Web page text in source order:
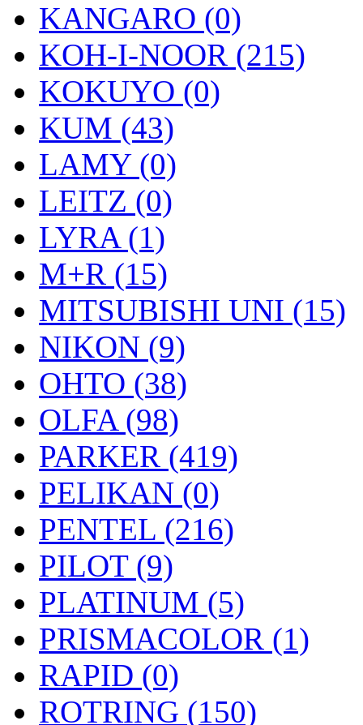
KANGARO (0)
KOH-I-NOOR (215)
KOKUYO (0)
KUM (43)
LAMY (0)
LEITZ (0)
LYRA (1)
M+R (15)
MITSUBISHI UNI (15)
NIKON (9)
OHTO (38)
OLFA (98)
PARKER (419)
PELIKAN (0)
PENTEL (216)
PILOT (9)
PLATINUM (5)
PRISMACOLOR (1)
RAPID (0)
ROTRING (150)